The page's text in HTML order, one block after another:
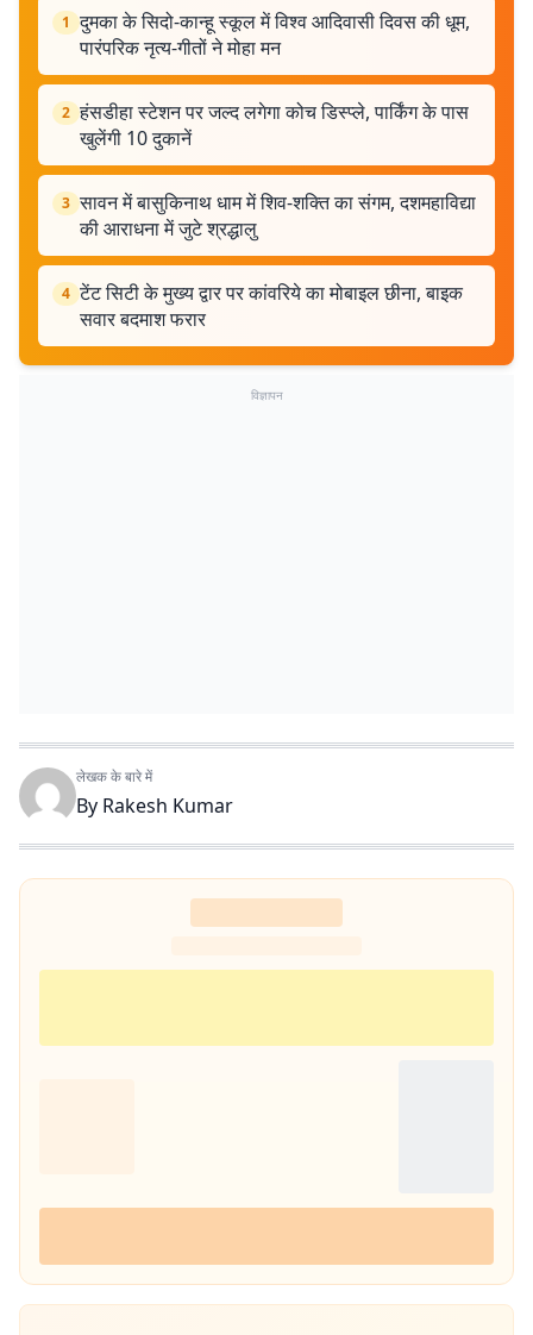
1 दुमका के सिदो-कान्हू स्कूल में विश्व आदिवासी दिवस की धूम,
पारंपरिक नृत्य-गीतों ने मोहा मन
2 हंसडीहा स्टेशन पर जल्द लगेगा कोच डिस्प्ले, पार्किंग के पास
खुलेंगी 10 दुकानें
3 सावन में बासुकिनाथ धाम में शिव-शक्ति का संगम, दशमहाविद्या
की आराधना में जुटे श्रद्धालु
4 टेंट सिटी के मुख्य द्वार पर कांवरिये का मोबाइल छीना, बाइक
सवार बदमाश फरार
विज्ञापन
लेखक के बारे में
By Rakesh Kumar